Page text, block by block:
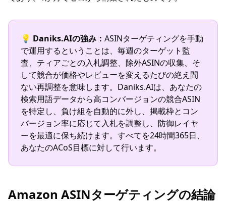
💡 Daniks.AIの強み： ASINターゲティングを手動
で運用するということは、毎週のターゲット監
査、ティアごとの入札調整、除外ASINの収集、そ
して競合が価格やレビューを変えるたびの絶え間
ない再調整を意味します。Daniks.AIは、あなたの
検索用語データから高コンバージョンの競合ASIN
を特定し、負け組を自動的に外し、掲載枠とコン
バージョン率に応じて入札を調整し、防御レイヤ
ーを最適に保ち続けます。すべてを24時間365日、
あなたのACoS目標に対して行います。
Amazon ASINターゲティングの結論